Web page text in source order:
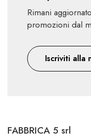
Rimani
promozioni dal
Iscriviti alla
FABBRICA 5 srl